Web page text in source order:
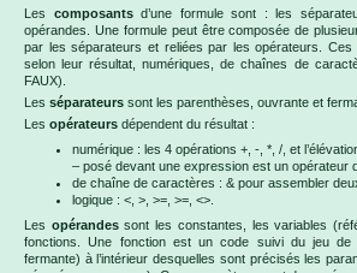
Les composantsd’une formule sont : les
opérandes. Une formule peut être composée de
par les séparateurs et reliées par les opérateurs. Ces
selon leur résultat, numériques, de chaînes de
FAUX).
Les séparateurs sont les parenthèses, ouvrante et
Les opérateurs dépendent du résultat :
numérique : les 4 opérations +, -, *, /, et
– posé devant une expression est un opérateur
de chaîne de caractères : & pour assembler
logique : <, >, >=, >=, <>.
Les opérandessont les constantes, les variables
fonctions. Une fonction est un code suivi du jeu de
fermante) à l’intérieur desquelles sont précisés les